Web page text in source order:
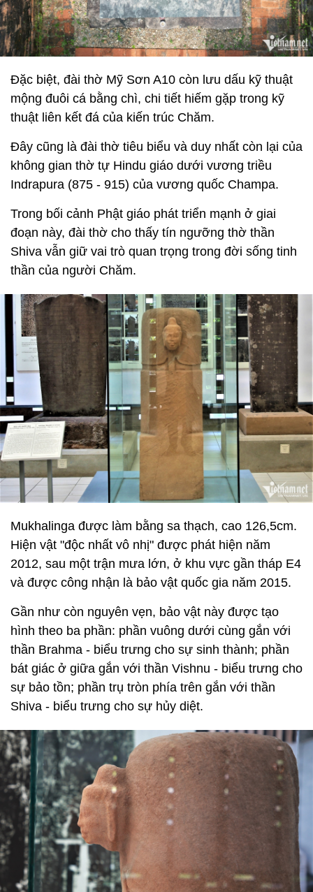
Đặc biệt, đài thờ Mỹ Sơn A10 còn lưu dấu kỹ thuật
mộng đuôi cá bằng chì, chi tiết hiếm gặp trong kỹ
thuật liên kết đá của kiến trúc Chăm.
Đây cũng là đài thờ tiêu biểu và duy nhất còn lại của
không gian thờ tự Hindu giáo dưới vương triều
Indrapura (875 - 915) của vương quốc Champa.
Trong bối cảnh Phật giáo phát triển mạnh ở giai
đoạn này, đài thờ cho thấy tín ngưỡng thờ thần
Shiva vẫn giữ vai trò quan trọng trong đời sống tinh
thần của người Chăm.
Mukhalinga được làm bằng sa thạch, cao 126,5cm.
Hiện vật "độc nhất vô nhị" được phát hiện năm
2012, sau một trận mưa lớn, ở khu vực gần tháp E4
và được công nhận là bảo vật quốc gia năm 2015.
Gần như còn nguyên vẹn, bảo vật này được tạo
hình theo ba phần: phần vuông dưới cùng gắn với
thần Brahma - biểu trưng cho sự sinh thành; phần
bát giác ở giữa gắn với thần Vishnu - biểu trưng cho
sự bảo tồn; phần trụ tròn phía trên gắn với thần
Shiva - biểu trưng cho sự hủy diệt.